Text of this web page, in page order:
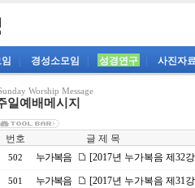
경성소모임 성경연구 사진자
Worship Message
일예배메시지
번호 글 제 목
502 누가복음 [2017년 누가복음 제32
501 누가복음 [2017년 누가복음 제31